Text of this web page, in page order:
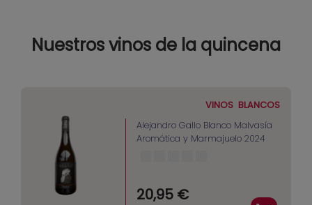
Nuestros vinos de la quincena
VINOS BLANCOS
Alejandro Gallo Blanco Malvasía
Aromática y Marmajuelo 2024
20,95 €